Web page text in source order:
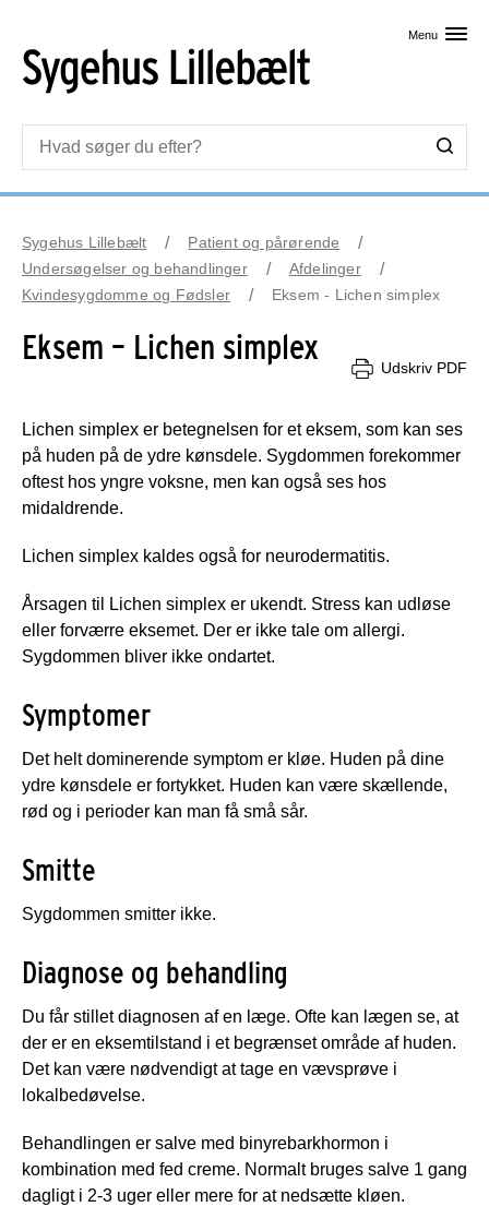
Menu
Sygehus Lillebælt
Patient og pårørende
Undersøgelser og behandlinger
Afdelinger
Kvindesygdomme og Fødsler
Eksem - Lichen simplex
Eksem – Lichen simplex
Udskriv PDF
Lichen simplex er betegnelsen for et eksem, som kan ses
på huden på de ydre kønsdele. Sygdommen forekommer
oftest hos yngre voksne, men kan også ses hos
midaldrende.
Lichen simplex kaldes også for neurodermatitis.
Årsagen til Lichen simplex er ukendt. Stress kan udløse
eller forværre eksemet. Der er ikke tale om allergi.
Sygdommen bliver ikke ondartet.
Symptomer
Det helt dominerende symptom er kløe. Huden på dine
ydre kønsdele er fortykket. Huden kan være skællende,
rød og i perioder kan man få små sår.
Smitte
Sygdommen smitter ikke.
Diagnose og behandling
Du får stillet diagnosen af en læge. Ofte kan lægen se, at
der er en eksemtilstand i et begrænset område af huden.
Det kan være nødvendigt at tage en vævsprøve i
lokalbedøvelse.
Behandlingen er salve med binyrebarkhormon i
kombination med fed creme. Normalt bruges salve 1 gang
dagligt i 2-3 uger eller mere for at nedsætte kløen.